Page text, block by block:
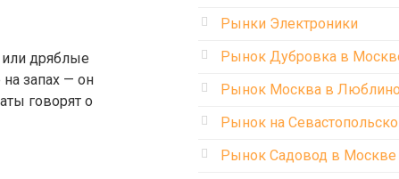
дряблые
запах — он
говорят о
Рынки Электроники
Рынок Дубровка в
Рынок Москва в Люблино
Рынок на
Рынок Садовод в Москве